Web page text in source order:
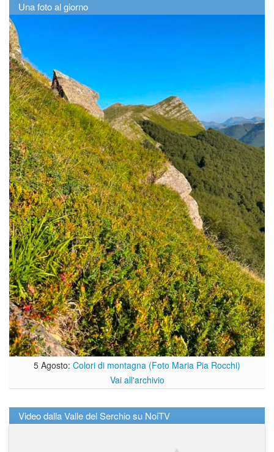
Una foto al giorno
5 Agosto: Colori di montagna (Foto Maria Pia Rocchi)
Vai all'archivio
Video dalla Valle del Serchio su NoiTV